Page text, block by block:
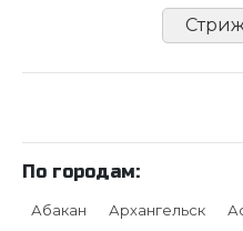
По городам:
Абакан Архангельск